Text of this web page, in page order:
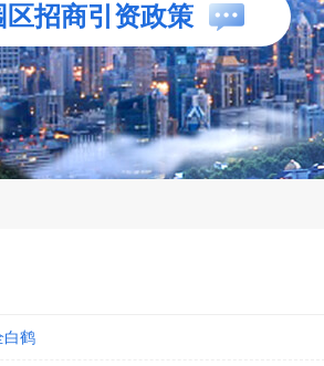
区招商引资政策
白鹤